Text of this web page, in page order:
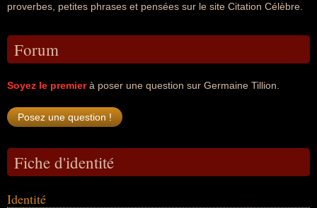
proverbes, petites phrases et pensées sur le site Citation Célèbre.
Forum
Soyez le premierà poser une question sur Germaine Tillion.
Fiche d'identité
Identité